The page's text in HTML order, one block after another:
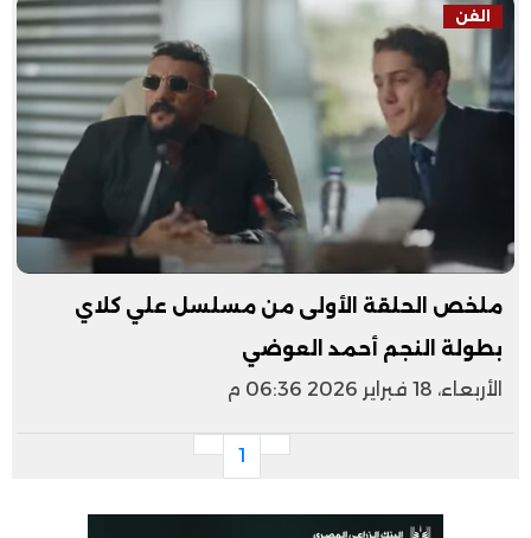
الفن
ملخص الحلقة الأولى من مسلسل علي كلاي
بطولة النجم أحمد العوضي
الأربعاء، 18 فبراير 2026 06:36 م
1